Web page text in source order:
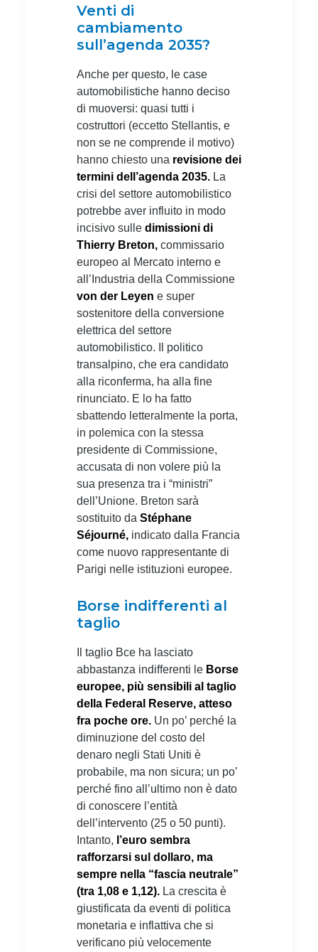
Venti di
cambiamento
sull’agenda 2035?
Anche per questo, le case
automobilistiche hanno deciso
di muoversi: quasi tutti i
costruttori (eccetto Stellantis, e
non se ne comprende il motivo)
hanno chiesto una revisione dei
termini dell’agenda 2035. La
crisi del settore automobilistico
potrebbe aver influito in modo
incisivo sulle dimissioni di
Thierry Breton, commissario
europeo al Mercato interno e
all’Industria della Commissione
von der Leyen e super
sostenitore della conversione
elettrica del settore
automobilistico. Il politico
transalpino, che era candidato
alla riconferma, ha alla fine
rinunciato. E lo ha fatto
sbattendo letteralmente la porta,
in polemica con la stessa
presidente di Commissione,
accusata di non volere più la
sua presenza tra i “ministri”
dell’Unione. Breton sarà
sostituito da Stéphane
Séjourné, indicato dalla Francia
come nuovo rappresentante di
Parigi nelle istituzioni europee.
Borse indifferenti al
taglio
Il taglio Bce ha lasciato
abbastanza indifferenti le Borse
europee, più sensibili al taglio
della Federal Reserve, atteso
fra poche ore. Un po’ perché la
diminuzione del costo del
denaro negli Stati Uniti è
probabile, ma non sicura; un po’
perché fino all’ultimo non è dato
di conoscere l’entità
dell’intervento (25 o 50 punti).
Intanto, l’euro sembra
rafforzarsi sul dollaro, ma
sempre nella “fascia neutrale”
(tra 1,08 e 1,12). La crescita è
giustificata da eventi di politica
monetaria e inflattiva che si
verificano più velocemente